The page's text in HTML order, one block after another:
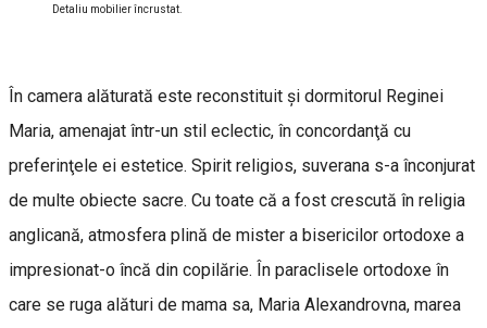
Detaliu mobilier încrustat.
În camera alăturată este reconstituit şi dormitorul Reginei
Maria, amenajat într-un stil eclectic, în concordanţă cu
preferinţele ei estetice. Spirit religios, suverana s-a înconjurat
de multe obiecte sacre. Cu toate că a fost crescută în religia
anglicană, atmosfera plină de mister a bisericilor ortodoxe a
impresionat-o încă din copilărie. În paraclisele ortodoxe în
care se ruga alături de mama sa, Maria Alexandrovna, marea